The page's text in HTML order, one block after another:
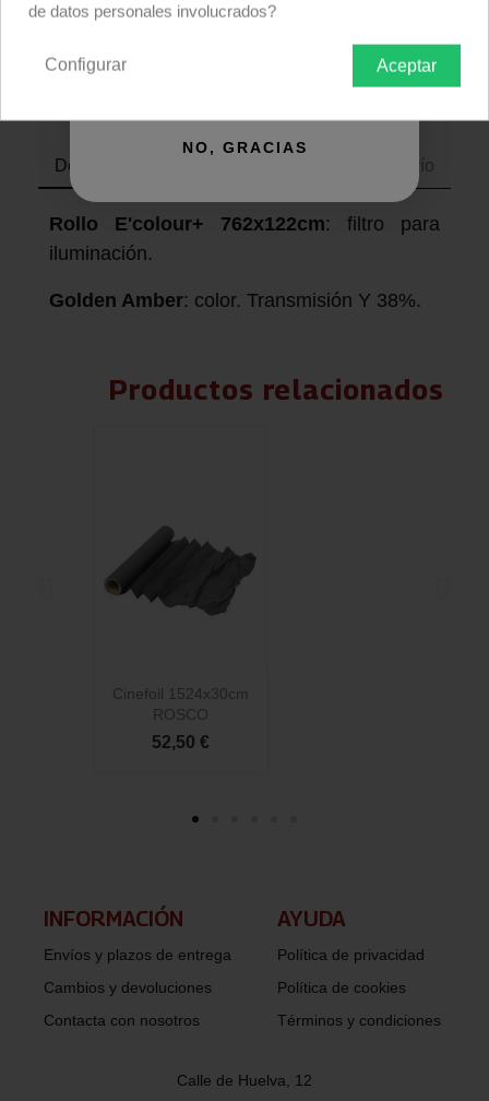
Compra ahora
Rollo filtro Rosco E-colour+ E134 Golden
Descripción producto Envío
Rollo E'colour+ 762x122cm: filtro para
iluminación.
Golden Amber: color. Transmisión Y 38%.
Productos relacionados
Cinefoil 1524x30cm
ROSCO
52,50 €
INFORMACIÓN​
Envíos y plazos de entrega
Cambios y devoluciones
Contacta con nosotros
AYUDA
Política de privacidad
Política de cookies
Términos y condiciones
Calle de Huelva, 12
de datos personales involucrados?
Aceptar
Configurar
NO, GRACIAS